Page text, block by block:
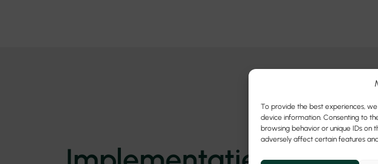
To provide the best experiences,
device information. Consenting to
browsing behavior or unique IDs on
adversely affect certain features